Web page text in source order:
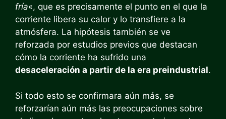
fría«, que es precisamente el punto en el que la
corriente libera su calor y lo transfiere a la
atmósfera. La hipótesis también se ve
reforzada por estudios previos que destacan
cómo la corriente ha sufrido una
desaceleración a partir de la era preindustrial.
Si todo esto se confirmara aún más, se
reforzarían aún más las preocupaciones sobre